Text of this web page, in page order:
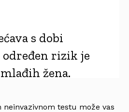
s dobi
rizik je
žena.
neinvazivnom testu može vas